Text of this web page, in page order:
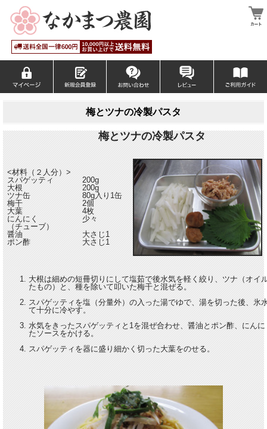
梅とツナの冷製パスタ
梅とツナの冷製パスタ
<材料（２人分）>
スパゲッティ
大根
ツナ缶
梅干
大葉
にんにく
（チューブ）
醤油
ポン酢
200g
200g
80g入り1缶
2個
4枚
少々
大さじ1
大さじ1
大根は細めの短冊切りにして塩茹で後水気を軽く絞り、ツナ（オイ
たもの）と、種を除いて叩いた梅干と混ぜる。
スパゲッティを塩（分量外）の入った湯でゆで、湯を切った後、氷
て十分に冷やす。
水気をきったスパゲッティと1を混ぜ合わせ、醤油とポン酢、にん
たソースをかける。
スパゲッティを器に盛り細かく切った大葉をのせる。